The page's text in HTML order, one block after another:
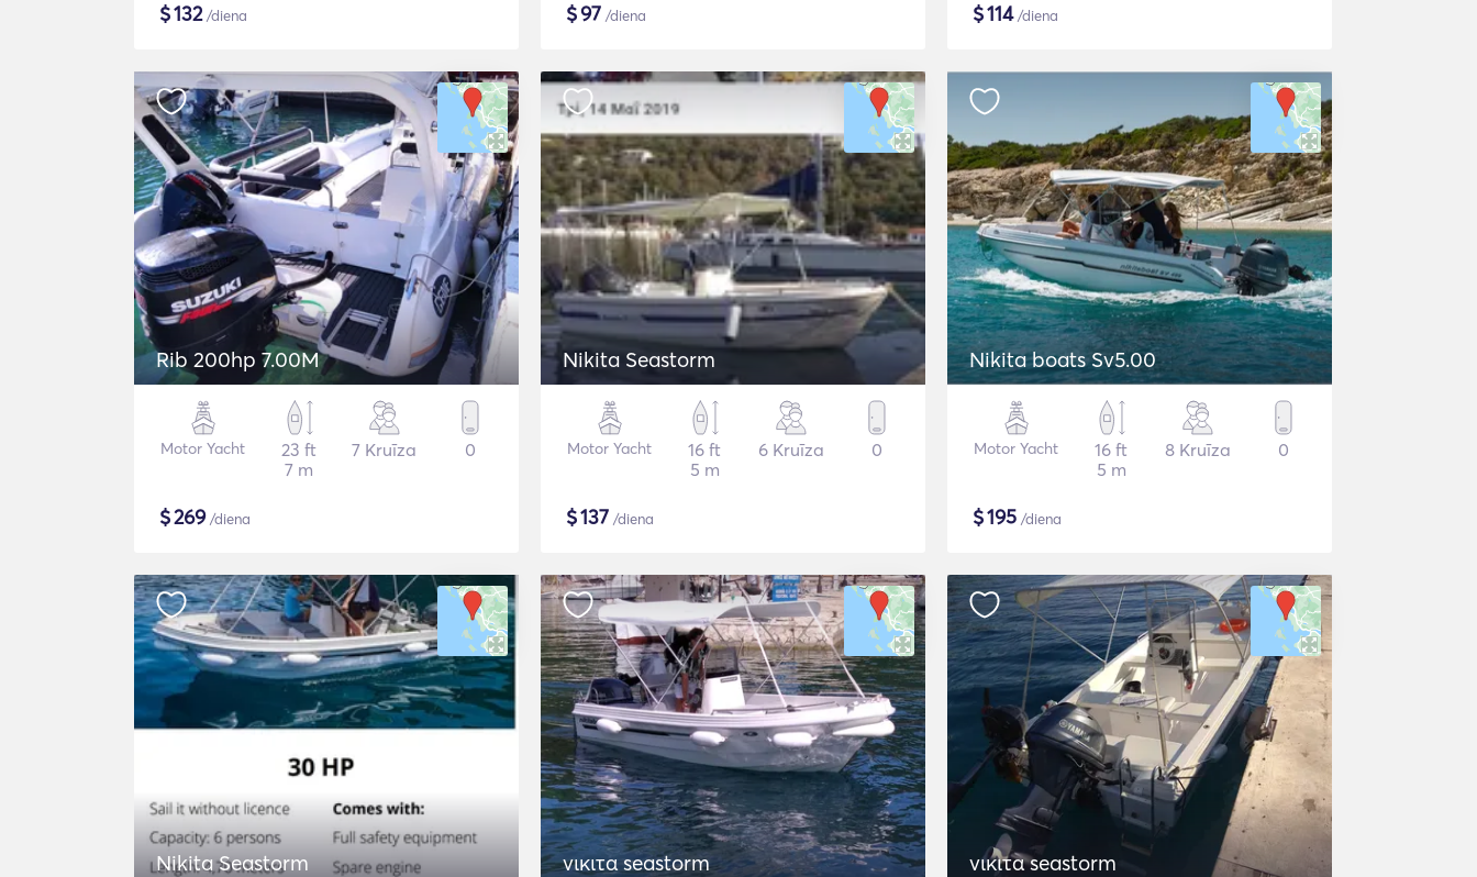
$132/diena $97 /diena $114/diena
Rib 200hp 7.00M
Motor Yacht
23 ft
7 m
7 Kruīza 0
$269/diena
Nikita Seastorm
Motor Yacht
16 ft
5 m
6 Kruīza 0
$137 /diena
Nikita boats Sv5.00
Motor Yacht
16 ft
5 m
8 Kruīza 0
$195 /diena
Nikita Seastorm νικιτα seastorm νικιτα seastorm